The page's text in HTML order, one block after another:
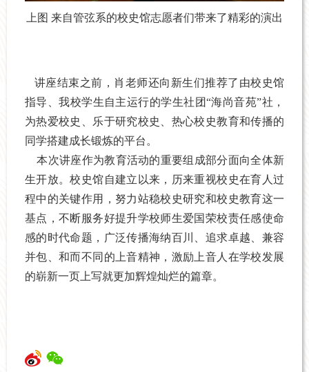
上图 来自管弦系的校史馆志愿者们带来了精彩的演出
讲座结束之前，肖老师还向新生们推荐了由校史馆
指导、我校学生自主运行的学生社团“海尚音苑”社，
为热爱校史、乐于研究校史、热心校史教育和传播的
同学搭建成长锻炼的平台。
本次讲座作为教育活动的重要组成部分面向全体新
生开放。校史馆自建立以来，历来重视校史在育人过
程中的关键作用，努力站稳校史研究和校史教育这一
基点，不断服务好提升学校师生爱国荣校责任感使命
感的时代命题，广泛传播海纳百川、追求卓越、兼容
并包、和而不同的上音精神，激励上音人在学校发展
的崭新一页上写就更加辉煌灿烂的篇章。